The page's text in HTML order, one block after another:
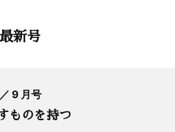
最新号
9 月号
ものを持つ